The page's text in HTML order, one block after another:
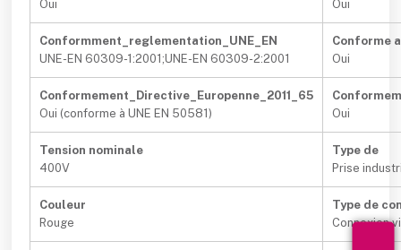
Oui Oui
Conformment_reglementation_UNE_EN
UNE-EN 60309-1:2001;UNE-EN 60309-2:2001
Conforme
Oui
Conformement_Directive_Europenne_2011_65
Oui (conforme à UNE EN 50581)
Oui
Tension nominale
400V
Type de
Prise
Couleur
Rouge
Type de
Connexion